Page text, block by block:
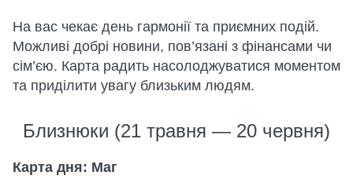
На вас чекає день гармонії та приємних подій.
Можливі добрі новини, пов’язані з фінансами чи
сім’єю. Карта радить насолоджуватися моментом
та приділити увагу близьким людям.
Близнюки (21 травня — 20 червня)
Карта дня: Маг